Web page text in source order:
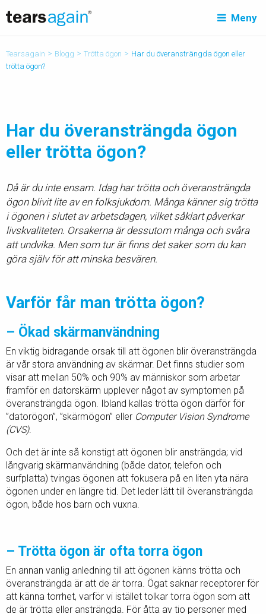
Meny
Tearsagain > Blogg > Trötta ögon > Har du överansträngda ögon eller
trötta ögon?
Har du överansträngda ögon
eller trötta ögon?
Då är du inte ensam. Idag har trötta och överansträngda
ögon blivit lite av en folksjukdom. Många känner sig trötta
i ögonen i slutet av arbetsdagen, vilket såklart påverkar
livskvaliteten. Orsakerna är dessutom många och svåra
att undvika. Men som tur är finns det saker som du kan
göra själv för att minska besvären.
Varför får man trötta ögon?
– Ökad skärmanvändning
En viktig bidragande orsak till att ögonen blir överansträngda
är vår stora användning av skärmar. Det finns studier som
visar att mellan 50% och 90% av människor som arbetar
framför en datorskärm upplever något av symptomen på
överansträngda ögon. Ibland kallas trötta ögon därför för
”datorögon”, ”skärmögon” eller Computer Vision Syndrome
(CVS).
Och det är inte så konstigt att ögonen blir ansträngda; vid
långvarig skärmanvändning (både dator, telefon och
surfplatta) tvingas ögonen att fokusera på en liten yta nära
ögonen under en längre tid. Det leder lätt till överansträngda
ögon, både hos barn och vuxna.
– Trötta ögon är ofta torra ögon
En annan vanlig anledning till att ögonen känns trötta och
överansträngda är att de är torra. Ögat saknar receptorer för
att känna torrhet, varför vi istället tolkar torra ögon som att
de är trötta eller ansträngda. För åtta av tio personer med